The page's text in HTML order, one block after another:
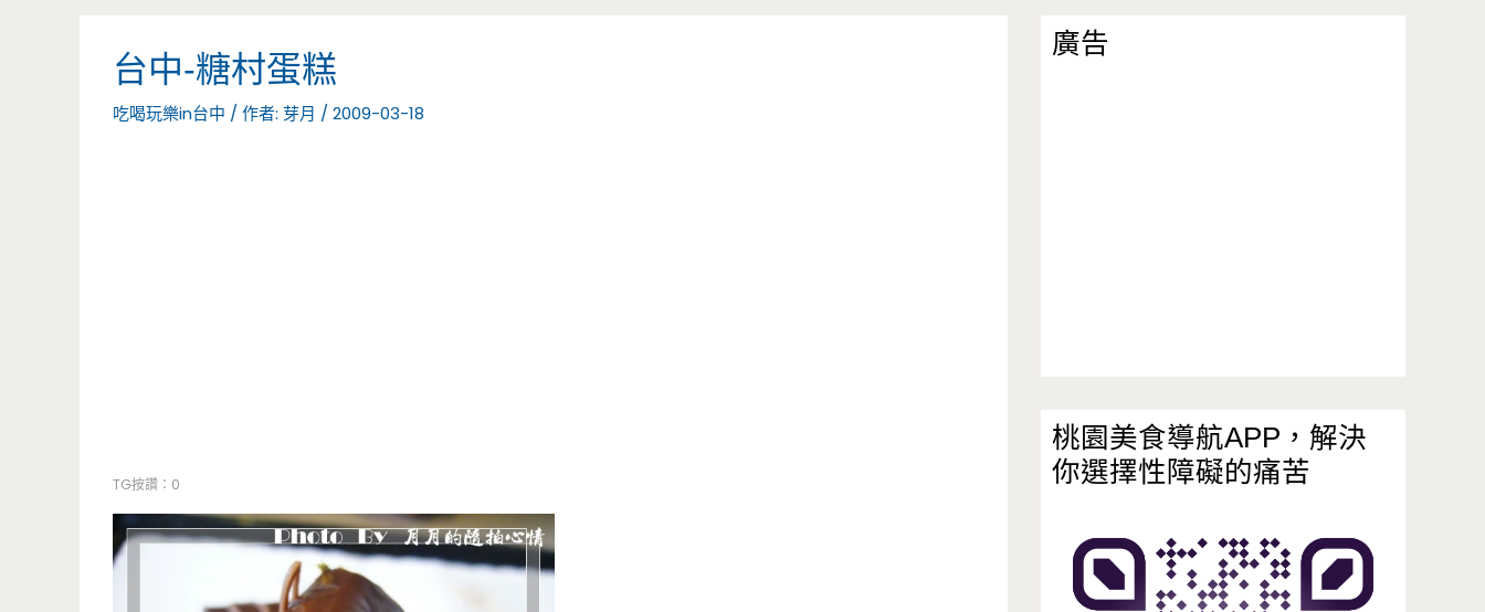
台中-糖村蛋糕
吃喝玩樂in台中 / 作者: 芽月 / 2009-03-18
TG按讚：0
廣告
桃園美食導航APP，解決
你選擇性障礙的痛苦